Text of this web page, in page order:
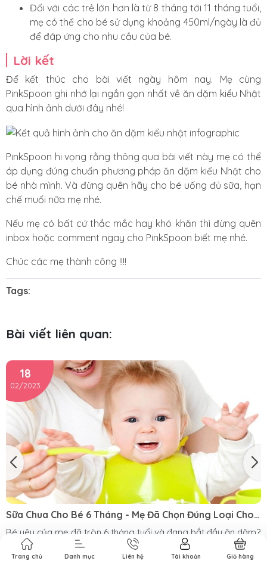
Đối với các trẻ lớn hơn là từ 8 tháng tới 11 tháng tuổi,
mẹ có thể cho bé sử dụng khoảng 450ml/ngày là đủ
để đáp ứng cho nhu cầu của bé.
Lời kết
Để kết thúc cho bài viết ngày hôm nay. Mẹ cùng
PinkSpoon ghi nhớ lại ngắn gọn nhất về ăn dặm kiểu Nhật
qua hình ảnh dưới đây nhé!
PinkSpoon hi vọng rằng thông qua bài viết này mẹ có thể
áp dụng đúng chuẩn phương pháp ăn dặm kiểu Nhật cho
bé nhà mình. Và đừng quên hãy cho bé uống đủ sữa, hạn
chế muối nữa mẹ nhé.
Nếu mẹ có bất cứ thắc mắc hay khó khăn thì đừng quên
inbox hoặc comment ngay cho PinkSpoon biết mẹ nhé.
Chúc các mẹ thành công !!!!
Tags:
Bài viết liên quan:
18
02/2023
Sữa Chua Cho Bé 6 Tháng - Mẹ Đã Chọn Đúng Loại Cho
Bé Chưa?
Bé yêu của mẹ đã tròn 6 tháng tuổi và đang bắt đầu ăn dặm?
Hệ tiêu hóa của bé chưa tốt nên mẹ muốn bổ sung thêm sữa
chua cho bé 6 tháng mà không biết có an toàn không? Chọn
Trang chủ Danh mục Liên hệ Tài khoản Giỏ hàng